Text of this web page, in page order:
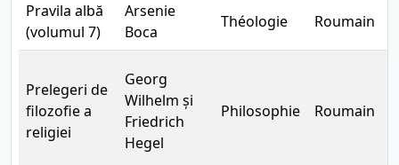
Pravila albă
(volumul 7)
Arsenie
Boca
Théologie Roumain
Prelegeri de
filozofie a
religiei
Georg
Wilhelm și
Friedrich
Hegel
Philosophie Roumain